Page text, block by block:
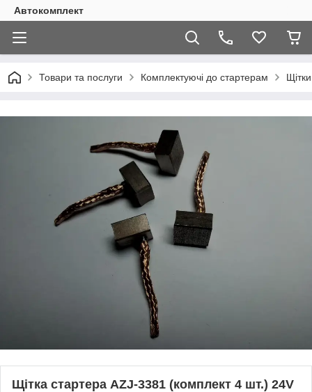
Автокомплект
Товари та послуги Комплектуючі до стартерам Щітки
Щітка стартера AZJ-3381 (комплект 4 шт.) 24V